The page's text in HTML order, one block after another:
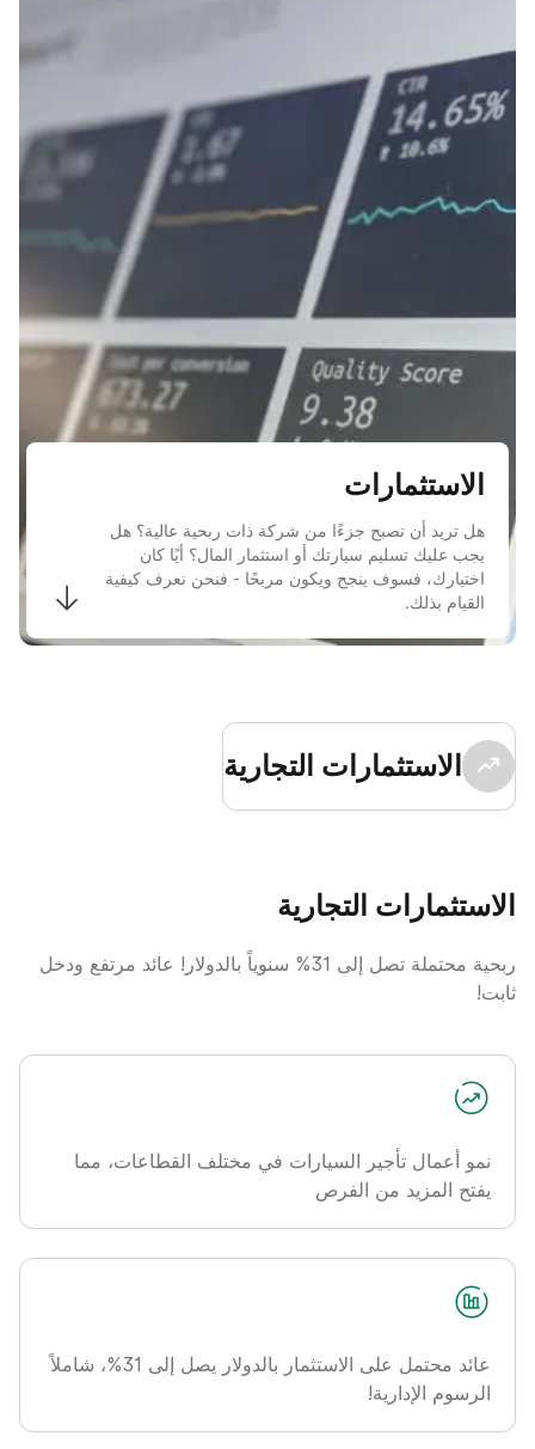
الاستثمارات
هل تريد أن تصبح جزءًا من شركة ذات ربحية عالية؟ هل
يجب عليك تسليم سيارتك أو استثمار المال؟ أيًا كان
اختيارك، فسوف ينجح ويكون مربحًا - فنحن نعرف كيفية
القيام بذلك.
الاستثمارات التجارية
الاستثمارات التجارية
ربحية محتملة تصل إلى 31% سنوياً بالدولار! عائد مرتفع ودخل
ثابت!
نمو أعمال تأجير السيارات في مختلف القطاعات، مما
يفتح المزيد من الفرص
عائد محتمل على الاستثمار بالدولار يصل إلى 31%، شاملاً
الرسوم الإدارية!